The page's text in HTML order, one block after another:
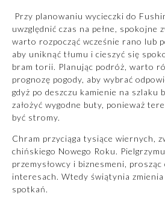
Przy planowaniu wycieczki do
uwzględnić czas na pełne, spokojne
warto rozpocząć wcześnie rano lub
aby uniknąć tłumu i cieszyć się
bram torii. Planując podróż, warto
prognozę pogody, aby wybrać
gdyż po deszczu kamienie na szlaku
założyć wygodne buty, ponieważ
być stromy.
Chram przyciąga tysiące wiernych,
chińskiego Nowego Roku.
przemysłowcy i biznesmeni,
interesach. Wtedy świątynia zmienia
spotkań.